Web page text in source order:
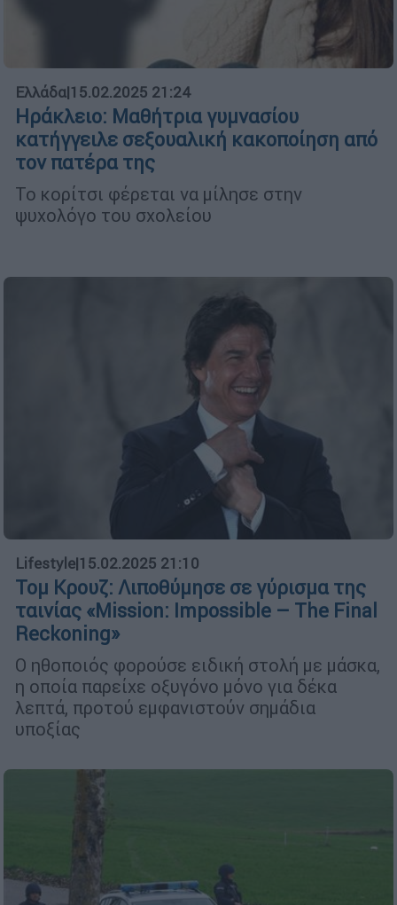
Ελλάδα|15.02.2025 21:24
Ηράκλειο: Μαθήτρια γυμνασίου
κατήγγειλε σεξουαλική κακοποίηση από
τον πατέρα της
Το κορίτσι φέρεται να μίλησε στην
ψυχολόγο του σχολείου
Lifestyle|15.02.2025 21:10
Τομ Κρουζ: Λιποθύμησε σε γύρισμα της
ταινίας «Mission: Impossible – The Final
Reckoning»
O ηθοποιός φορούσε ειδική στολή με μάσκα,
η οποία παρείχε οξυγόνο μόνο για δέκα
λεπτά, προτού εμφανιστούν σημάδια
υποξίας